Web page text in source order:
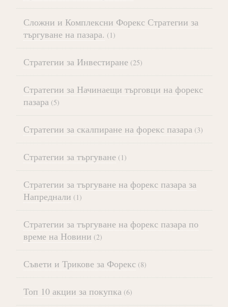
Сложни и Комплексни Форекс Стратегии за
търгуване на пазара. (1)
Стратегии за Инвестиране (25)
Стратегии за Начинаещи търговци на форекс
пазара (5)
Стратегии за скалпиране на форекс пазара (3)
Стратегии за търгуване (1)
Стратегии за търгуване на форекс пазара за
Напреднали (1)
Стратегии за търгуване на форекс пазара по
време на Новини (2)
Съвети и Трикове за Форекс (8)
Топ 10 акции за покупка (6)